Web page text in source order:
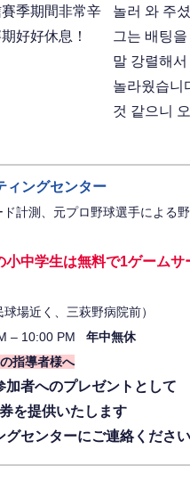
季期間非常辛
好好休息！
놀러 와 주
그는 배팅
말 강렬해
놀라웠습니
것 같으니
ィングセンター
計測、元プロ野球選手による
中学生は無料で1ゲームサ
場近く、三萩野病院前）
– 10:00 PM年中無休
指導者様へ
加者へのプレゼントとして
を提供いたします
センターにご連絡ください